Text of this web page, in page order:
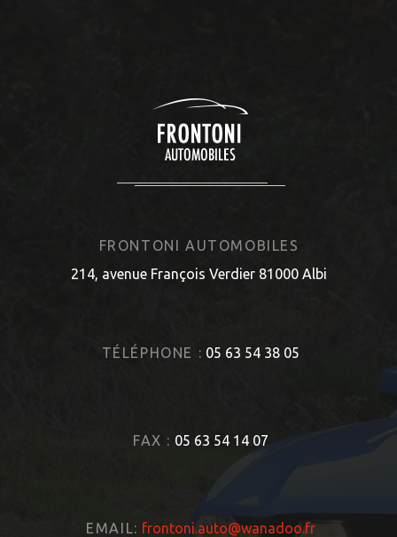
FRONTONI AUTOMOBILES
214, avenue François Verdier 81000 Albi
TÉLÉPHONE : 05 63 54 38 05
FAX : 05 63 54 14 07
EMAIL: frontoni.auto@wanadoo.fr